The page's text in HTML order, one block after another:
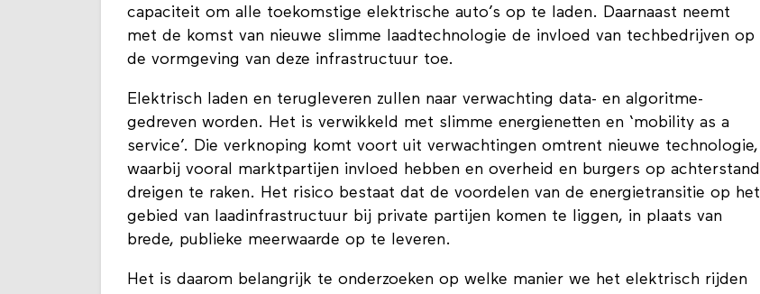
capaciteit om alle toekomstige elektrische auto’s op te laden. Daarnaast neemt
met de komst van nieuwe slimme laadtechnologie de invloed van techbedrijven op
de vormgeving van deze infrastructuur toe.
Elektrisch laden en terugleveren zullen naar verwachting data- en algoritme-
gedreven worden. Het is verwikkeld met slimme energienetten en ‘mobility as a
service’. Die verknoping komt voort uit verwachtingen omtrent nieuwe technologie,
waarbij vooral marktpartijen invloed hebben en overheid en burgers op achterstand
dreigen te raken. Het risico bestaat dat de voordelen van de energietransitie op het
gebied van laadinfrastructuur bij private partijen komen te liggen, in plaats van
brede, publieke meerwaarde op te leveren.
Het is daarom belangrijk te onderzoeken op welke manier we het elektrisch rijden